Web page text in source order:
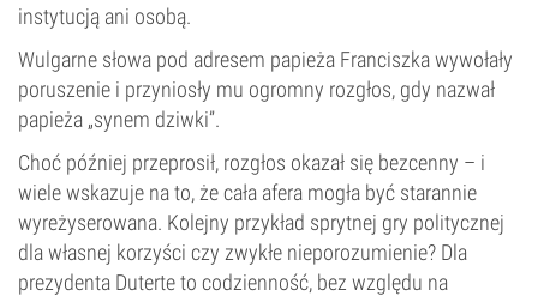
instytucją ani osobą.
Wulgarne słowa pod adresem papieża Franciszka wywołały
poruszenie i przyniosły mu ogromny rozgłos, gdy nazwał
papieża „synem dziwki”.
Choć później przeprosił, rozgłos okazał się bezcenny – i
wiele wskazuje na to, że cała afera mogła być starannie
wyreżyserowana. Kolejny przykład sprytnej gry politycznej
dla własnej korzyści czy zwykłe nieporozumienie? Dla
prezydenta Duterte to codzienność, bez względu na